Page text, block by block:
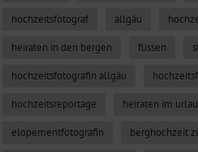
hochzeitsfotograf allgäu
heiraten in den bergen füssen
hochzeitsfotografin allgäu
hochzeitsreportage heiraten im
elopementfotografin berghochzeit